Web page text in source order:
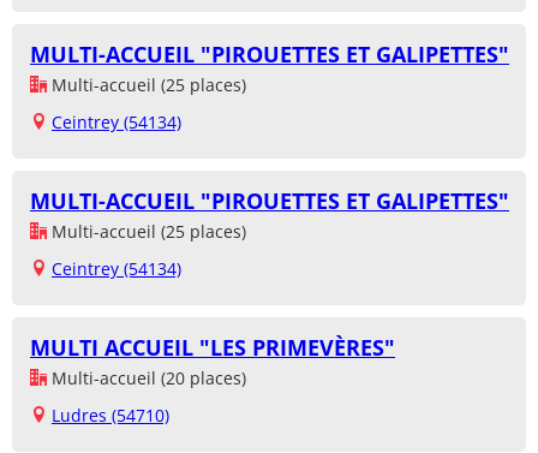
MULTI-ACCUEIL "PIROUETTES ET GALIPETTES"
Multi-accueil (25 places)
Ceintrey (54134)
MULTI-ACCUEIL "PIROUETTES ET GALIPETTES"
Multi-accueil (25 places)
Ceintrey (54134)
MULTI ACCUEIL "LES PRIMEVÈRES"
Multi-accueil (20 places)
Ludres (54710)